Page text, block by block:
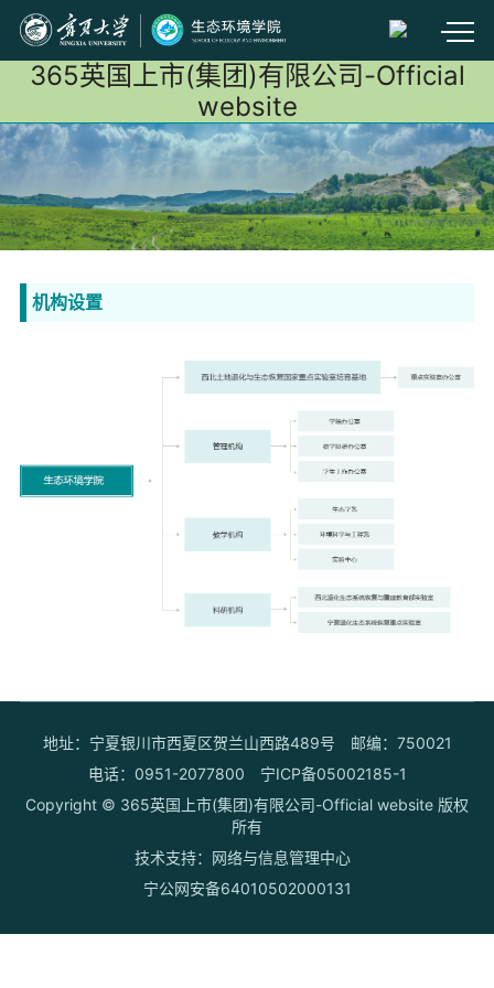
365英国上市(集团)有限公司-Official
website
机构设置
地址：宁夏银川市西夏区贺兰山西路489号
邮编：750021
电话：0951-2077800
宁ICP备05002185-1
Copyright © 365英国上市(集团)有限公司-Official website 版权
所有
技术支持：网络与信息管理中心
宁公网安备64010502000131